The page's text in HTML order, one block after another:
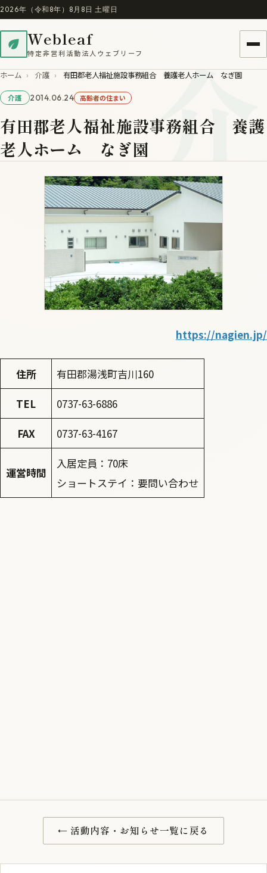
2026年（令和8年）8月8日 土曜日
Webleaf
特定非営利活動法人ウェブリーフ 介
ホーム › 介護 › 有田郡老人福祉施設事務組合 養護老人ホーム なぎ園
介護 2014.06.24 高齢者の住まい
有田郡老人福祉施設事務組合 養護
老人ホーム なぎ園
https://nagien.jp/
住所
有田郡湯浅町吉川160
TEL
0737-63-6886
FAX
0737-63-4167
運営時間
入居定員：70床
ショートステイ：要問い合わせ
← 活動内容・お知らせ一覧に戻る